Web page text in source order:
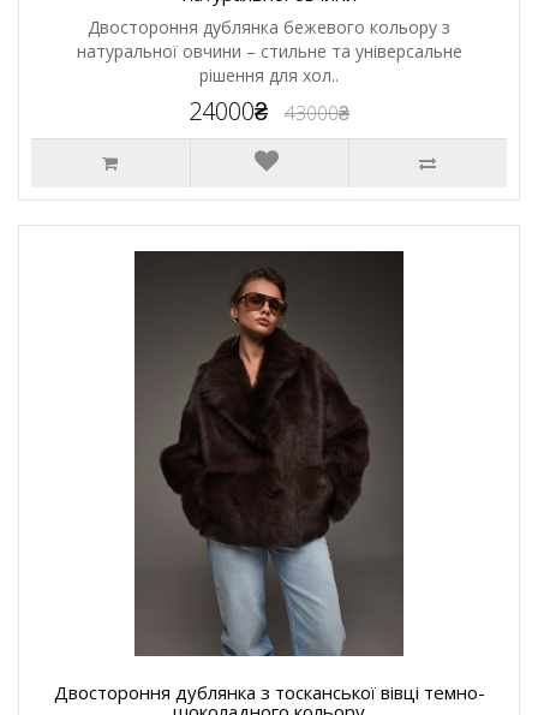
Двостороння дублянка бежевого кольору з
натуральної овчини – стильне та універсальне
рішення для хол..
24000₴ 43000₴
Двостороння дублянка з тосканської вівці темно-